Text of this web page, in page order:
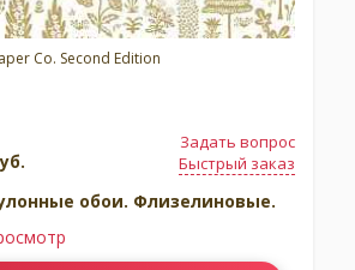
Co. Second Edition
Задать вопрос
Быстрый заказ
обои. Флизелиновые.